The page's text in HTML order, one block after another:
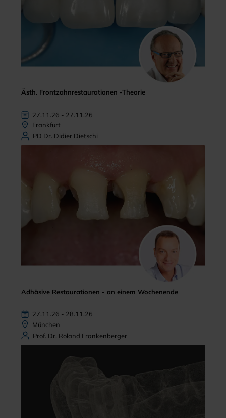
Ästh. Frontzahnrestaurationen -Theorie
27.11.26 - 27.11.26
Frankfurt
PD Dr. Didier Dietschi
Adhäsive Restaurationen - an einem Wochenende
27.11.26 - 28.11.26
München
Prof. Dr. Roland Frankenberger